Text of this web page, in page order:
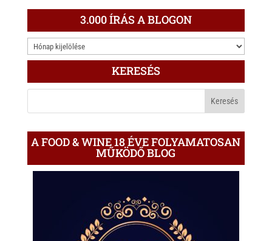
3.000 ÍRÁS A BLOGON
3.000
ÍRÁS
KERESÉS
A FOOD & WINE 18 ÉVE FOLYAMATOSAN
MŰKÖDŐ BLOG